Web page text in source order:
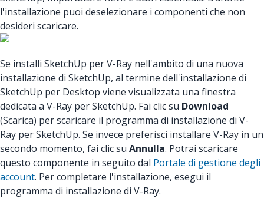
l'installazione puoi deselezionare i componenti che non
desideri scaricare.
Se installi SketchUp per V-Ray nell'ambito di una nuova
installazione di SketchUp, al termine dell'installazione di
SketchUp per Desktop viene visualizzata una finestra
dedicata a V-Ray per SketchUp. Fai clic su Download
(Scarica) per scaricare il programma di installazione di V-
Ray per SketchUp. Se invece preferisci installare V-Ray in un
secondo momento, fai clic su Annulla. Potrai scaricare
questo componente in seguito dal Portale di gestione degli
account. Per completare l'installazione, esegui il
programma di installazione di V-Ray.